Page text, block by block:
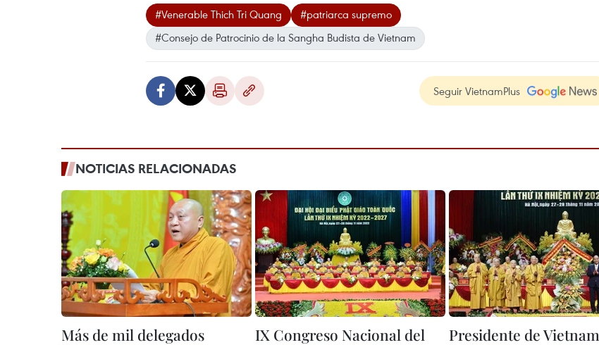
#Venerable Thich Tri Quang
#patriarca supremo
#Consejo de Patrocinio de la Sangha Budista de Vietnam
Seguir VietnamPlus
NOTICIAS RELACIONADAS
Más de mil delegados IX Congreso Nacional del Presidente de Vietnam